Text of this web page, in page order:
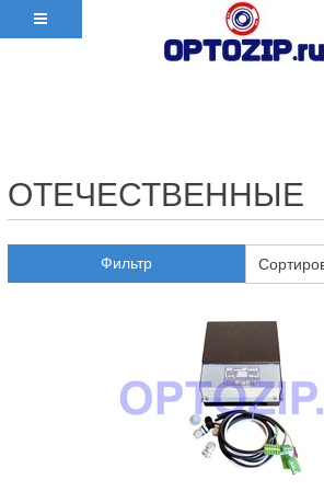
ОТЕЧЕСТВЕННЫЕ
Фильтр